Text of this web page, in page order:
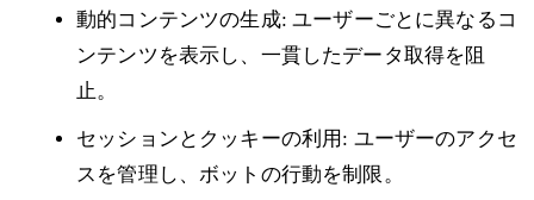
動的コンテンツの生成: ユーザーごとに異なるコ
ンテンツを表示し、一貫したデータ取得を阻
止。
セッションとクッキーの利用: ユーザーのアクセ
スを管理し、ボットの行動を制限。